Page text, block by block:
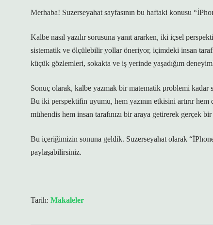
Merhaba! Suzerseyahat sayfasının bu haftaki konusu
Kalbe nasıl yazılır sorusuna yanıt ararken, iki içsel
sistematik ve ölçülebilir yollar öneriyor, içimdeki insan
küçük gözlemleri, sokakta ve iş yerinde yaşadığım
Sonuç olarak, kalbe yazmak bir matematik problemi kadar
Bu iki perspektifin uyumu, hem yazının etkisini artırır hem
mühendis hem insan tarafınızı bir araya getirerek gerçek
Bu içeriğimizin sonuna geldik. Suzerseyahat olarak
paylaşabilirsiniz.
Tarih: Makaleler